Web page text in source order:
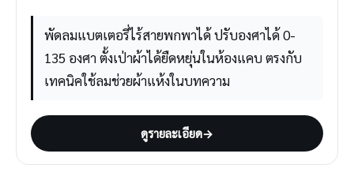
พัดลมแบตเตอรี่ไร้สายพกพาได้ ปรับองศาได้ 0-
135 องศา ตั้งเป่าผ้าได้ยืดหยุ่นในห้องแคบ ตรงกับ
เทคนิคใช้ลมช่วยผ้าแห้งในบทความ
ดูรายละเอียด→